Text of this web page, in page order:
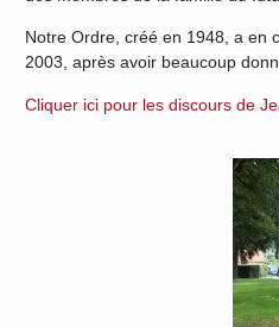
Notre Ordre, créé en 1948, a en
2003, après avoir beaucoup
Cliquer ici pour les discours de